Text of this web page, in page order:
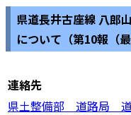
県道長井古座線 八郎
について（第10報（最
連絡先
県土整備部 道路局